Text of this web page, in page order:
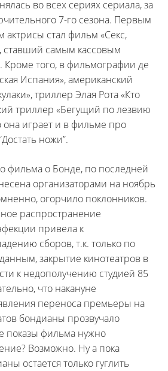
во всех сериях сериала, за
7-го сезона. Первым
стал фильм «Секс,
ставший самым кассовым
Кроме того, в фильмографии де
Испания», американский
триллер Элая Рота «Кто
триллер «Бегущий по лезвию
она играет и в фильме про
ножи”.
фильма о Бонде, по последней
организаторами на ноябрь
огорчило поклонников.
распространение
привела к
сборов, т.к. только по
закрытие кинотеатров в
к недополучению студией 85
что накануне
переноса премьеры на
бондианы прозвучало
показы фильма нужно
Возможно. Ну а пока
остается только гуглить